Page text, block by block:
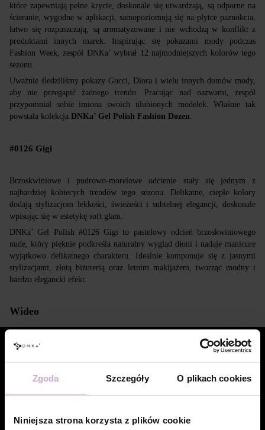
Zgoda Szczegóły O plikach cookies
Niniejsza strona korzysta z plików cookie
które zapewniają pełne krycie, doskonale się utwardzają, są odporne na
ścieranie, wygodne w aplikacji, samopoziomują się na płytce paznokcia,
łatwo się rozpuszczają, są aromatyzowane i nie wchodzą w konflikt z
produktami innych marek. Inspirując się pokazami mody podczas
Fashion Week, zespół DNKa’ wybrał 12 najmodniejszych kolorów tego
sezonu.
Uważnie śledziliśmy pokazy Gucci, Diora i wielu innych domów mody,
aby nie przegapić żadnego trendu. Pracując nad nazwami, zespół
przypomniał sobie imiona swoich ulubionych modelek. Właśnie tak
powstała kolekcja DNKa’ Gel Polish Fashion Dozen
#0126 Gigi
Brzoskwiniowe i pudrowo-morelowe odcienie stały się jednym z
najbardziej kobiecych trendów tego sezonu. Delikatne, ciepłe kolory
dodają stylizacjom lekkości, świeżości i subtelnej elegancji, doskonale
wpisując się w estetykę soft glam.
DNKa’ Gel Polish #0126 Gigi to pastelowy odcień brzoskwiniowego
nude, który pięknie podkreśla naturalny wygląd dłoni i nadaje manicure
wyjątkowo delikatnego charakteru. Idealnie komponuje się z jasnymi
stylizacjami, złotą biżuterią oraz letnim makijażem, tworząc modny i
bardzo elegancki efekt.
Wideo